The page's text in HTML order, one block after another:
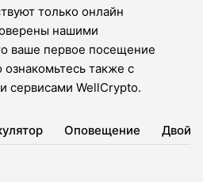
только онлайн
нашими
ваше первое посещение
также с
сервисами WellCrypto.
Оповещение